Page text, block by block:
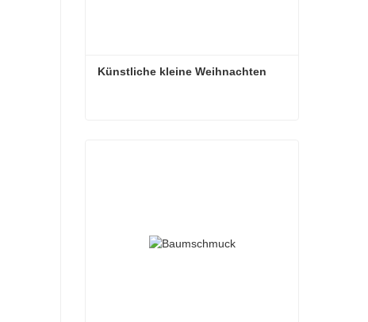
Künstliche kleine Weihnachten